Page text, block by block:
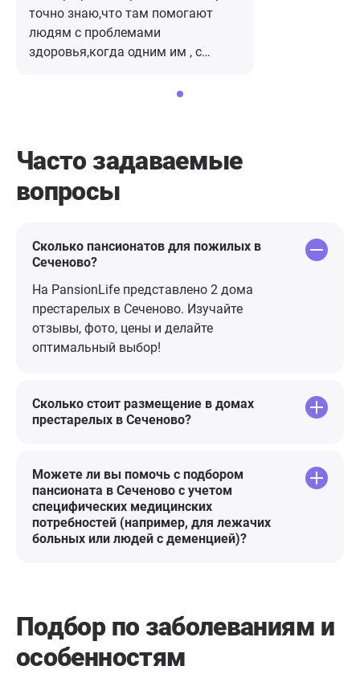
точно знаю,что там помогают
людям с проблемами
здоровья,когда одним им , с
Часто задаваемые
вопросы
Сколько пансионатов для пожилых в
Сеченово?
На PansionLife представлено 2 дома
престарелых в Сеченово. Изучайте
отзывы, фото, цены и делайте
оптимальный выбор!
Сколько стоит размещение в домах
престарелых в Сеченово?
Можете ли вы помочь с подбором
пансионата в Сеченово с учетом
специфических медицинских
потребностей (например, для лежачих
больных или людей с деменцией)?
Подбор по заболеваниям и
особенностям